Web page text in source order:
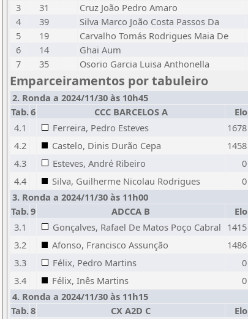
3
31 Cruz João Pedro Amaro
4
39 Silva Marco João Costa Passos Da
5
19 Carvalho Tomás Rodrigues Maia De
6
14 Ghai Aum
7
35 Osorio Garcia Luisa Anthonella
Emparceiramentos por tabuleiro
2. Ronda a 2024/11/30 às 10h45
Tab.6 CCC BARCELOS A Elo
4.1
Ferreira, Pedro Esteves 1678
4.2
Castelo, Dinis Durão Cepa 1458
4.3
Esteves, André Ribeiro 0
4.4
Silva, Guilherme Nicolau Rodrigues 0
3. Ronda a 2024/11/30 às 11h00
Tab.9 ADCCA B Elo
3.1
Gonçalves, Rafael De Matos Poço Cabral 1415
3.2
Afonso, Francisco Assunção 1486
3.3
Félix, Pedro Martins 0
3.4
Félix, Inês Martins 0
4. Ronda a 2024/11/30 às 11h15
Tab.8 CX A2D C Elo